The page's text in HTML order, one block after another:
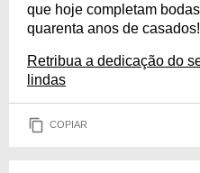
que hoje completam
quarenta anos de casados!
Retribua a dedicação do
lindas
COPIAR